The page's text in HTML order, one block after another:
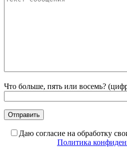
Что больше, пять или восемь?
Даю согласие на обработку
Политика